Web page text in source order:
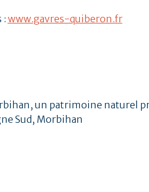
: www.gavres-quiberon.fr